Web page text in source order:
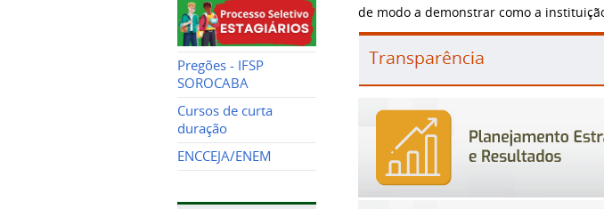
Pregões - IFSP
SOROCABA
Cursos de curta
duração
ENCCEJA/ENEM
de modo a demonstrar como a